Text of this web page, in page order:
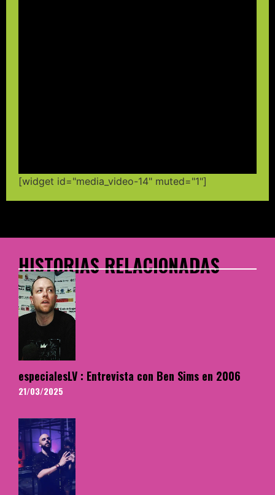
[widget id="media_video-14" muted="1"]
HISTORIAS RELACIONADAS
especialesLV : Entrevista con Ben Sims en 2006
21/03/2025